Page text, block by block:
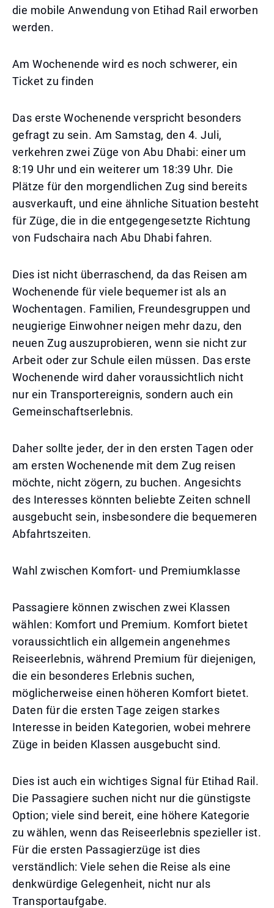
die mobile Anwendung von Etihad Rail erworben
werden.
Am Wochenende wird es noch schwerer, ein
Ticket zu finden
Das erste Wochenende verspricht besonders
gefragt zu sein. Am Samstag, den 4. Juli,
verkehren zwei Züge von Abu Dhabi: einer um
8:19 Uhr und ein weiterer um 18:39 Uhr. Die
Plätze für den morgendlichen Zug sind bereits
ausverkauft, und eine ähnliche Situation besteht
für Züge, die in die entgegengesetzte Richtung
von Fudschaira nach Abu Dhabi fahren.
Dies ist nicht überraschend, da das Reisen am
Wochenende für viele bequemer ist als an
Wochentagen. Familien, Freundesgruppen und
neugierige Einwohner neigen mehr dazu, den
neuen Zug auszuprobieren, wenn sie nicht zur
Arbeit oder zur Schule eilen müssen. Das erste
Wochenende wird daher voraussichtlich nicht
nur ein Transportereignis, sondern auch ein
Gemeinschaftserlebnis.
Daher sollte jeder, der in den ersten Tagen oder
am ersten Wochenende mit dem Zug reisen
möchte, nicht zögern, zu buchen. Angesichts
des Interesses könnten beliebte Zeiten schnell
ausgebucht sein, insbesondere die bequemeren
Abfahrtszeiten.
Wahl zwischen Komfort- und Premiumklasse
Passagiere können zwischen zwei Klassen
wählen: Komfort und Premium. Komfort bietet
voraussichtlich ein allgemein angenehmes
Reiseerlebnis, während Premium für diejenigen,
die ein besonderes Erlebnis suchen,
möglicherweise einen höheren Komfort bietet.
Daten für die ersten Tage zeigen starkes
Interesse in beiden Kategorien, wobei mehrere
Züge in beiden Klassen ausgebucht sind.
Dies ist auch ein wichtiges Signal für Etihad Rail.
Die Passagiere suchen nicht nur die günstigste
Option; viele sind bereit, eine höhere Kategorie
zu wählen, wenn das Reiseerlebnis spezieller ist.
Für die ersten Passagierzüge ist dies
verständlich: Viele sehen die Reise als eine
denkwürdige Gelegenheit, nicht nur als
Transportaufgabe.